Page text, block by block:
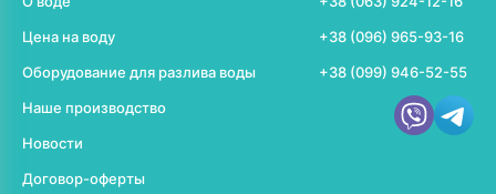
Цена на воду
Оборудование для разлива воды
Наше производство
Новости
Договор-оферты
+38 (096) 965-93-16
+38 (099) 946-52-55